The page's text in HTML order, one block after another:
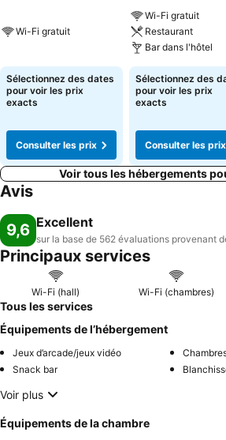
Wi-Fi gratuit
Sélectionnez des dates
pour voir les prix
exacts
Consulter les prix
Wi-Fi gratuit
Restaurant
Bar dans l'hôtel
Sélectionnez des
pour voir les prix
exacts
Consulter les prix
Voir tous les hébergements
Avis
9,6 Excellent
sur la base de 562 évaluations provenant
Principaux services
Wi-Fi (hall) Wi-Fi (chambres)
Tous les services
Équipements de l’hébergement
Jeux d’arcade/jeux vidéo
Snack bar
Voir plus
Équipements de la chambre